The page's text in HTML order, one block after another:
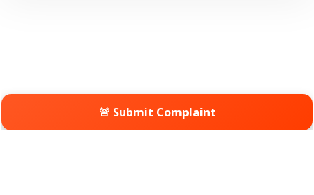
🚨 Submit Complaint